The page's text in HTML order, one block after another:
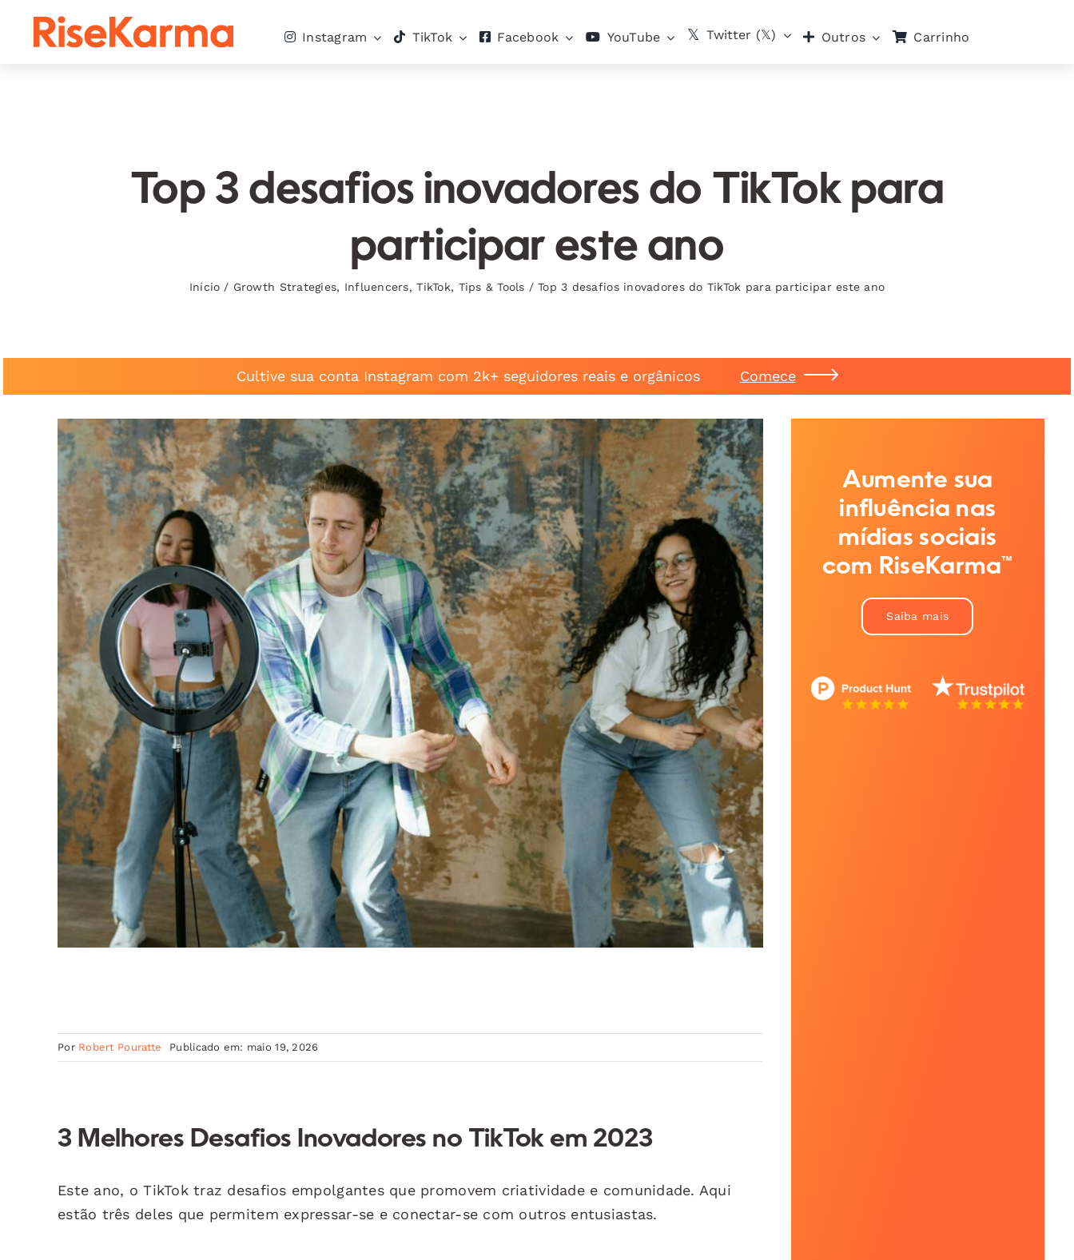
Instagram TikTok Facebook YouTube Twitter (𝕏) Outros Carrinho
Top 3 desafios inovadores do TikTok para
participar este ano
Início / Growth Strategies, Influencers,TikTok, Tips & Tools / Top 3 desafios inovadores do TikTok para participar este ano
Cultive sua conta Instagram com 2k+ seguidores reais e orgânicos Comece
Por Robert Pouratte Publicado em: maio 19, 2026
3 Melhores Desafios Inovadores no TikTok em 2023
Este ano, o TikTok traz desafios empolgantes que promovem criatividade e comunidade. Aqui
estão três deles que permitem expressar-se e conectar-se com outros entusiastas.
Aumente sua
influência nas
mídias sociais
com RiseKarma™
Saiba mais